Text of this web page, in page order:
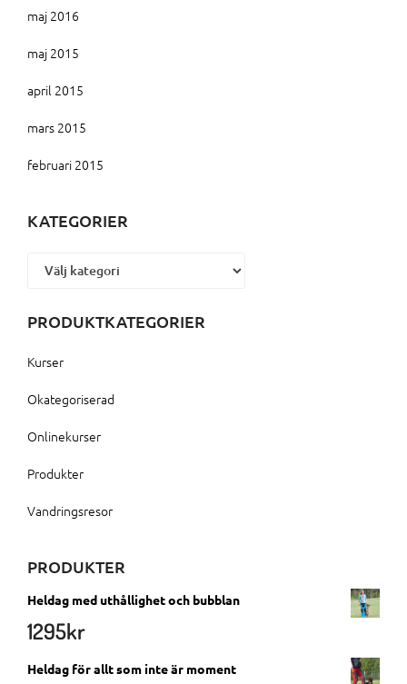
maj 2016
maj 2015
april 2015
mars 2015
februari 2015
KATEGORIER
Kategorier
PRODUKTKATEGORIER
Kurser
Okategoriserad
Onlinekurser
Produkter
Vandringsresor
PRODUKTER
Heldag med uthållighet och bubblan
1295kr
Heldag för allt som inte är moment